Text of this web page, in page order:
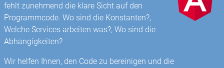
fehlt zunehmend die klare Sicht auf den
Programmcode. Wo sind die Konstanten?,
Welche Services arbeiten was?, Wo sind die
Abhängigkeiten?
Wir helfen Ihnen, den Code zu bereinigen und die